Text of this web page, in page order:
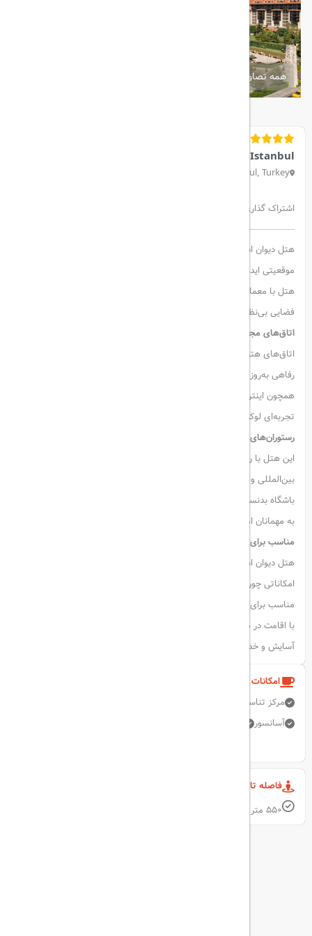
همه تصاویر
Divan Istanbul
Harbiye Mh, Asker Ocağı Cd. No:1, 34367 Şişli/İstanbul, Turkey
اشتراک گذاری:
هتل دیوان استانبول یکی از برترین هتل‌های لوکس این شهر است که در
موقعیتی ایده‌آل، نزدیک به میدان تکسیم و خیابان استقلال قرار دارد. این
هتل با معماری مدرن و در عین حال الهام‌گرفته از زیبایی‌های سنتی ترکیه،
فضایی بی‌نظیر را برای اقامتی خاطره‌انگیز فراهم کرده است.
اتاق‌های مجلل و امکانات رفاهی پیشرفته
اتاق‌های هتل دیوان استانبول با طراحی مدرن، دکوراسیون شیک و تجهیزات
رفاهی به‌روز، محیطی آرام و دلپذیر را برای مهمانان فراهم می‌کنند. امکاناتی
همچون اینترنت پرسرعت، تلویزیون‌های پیشرفته و تخت‌های راحت،
تجربه‌ای لوکس و آسوده را تضمین می‌کنند.
رستوران‌های بین‌المللی و خدمات ویژه
این هتل با رستوران‌های معروف و کافه‌های شیک، مجموعه‌ای از غذاهای
بین‌المللی و محلی را در فضایی دلپذیر ارائه می‌دهد. علاوه بر این، اسپا،
باشگاه بدنسازی و استخر سرپوشیده از دیگر امکانات رفاهی هتل هستند که
به مهمانان امکان استراحت و تجدید انرژی را می‌دهند.
مناسب برای سفرهای تفریحی و کاری
هتل دیوان استانبول نه‌تنها گزینه‌ای عالی برای گردشگران است، بلکه
امکاناتی چون سالن‌های کنفرانس مجهز و فضاهای تجاری، آن را به انتخابی
مناسب برای مسافران تجاری تبدیل کرده است.
با اقامت در هتل دیوان استانبول، تجربه‌ای فراموش‌نشدنی از تجمل،
آسایش و خدمات درجه‌یک خواهید داشت.
امکانات و خدمات هتل
مرکز تناسب اندام
آسانسور
فاصله تا مکان های مهم
550 متر فاصله تا میدان تکسیم